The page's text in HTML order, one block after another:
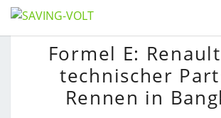
Skip
to
FORMEL
E:
RENAULT
WIRD
Formel E:
technischer
Rennen in